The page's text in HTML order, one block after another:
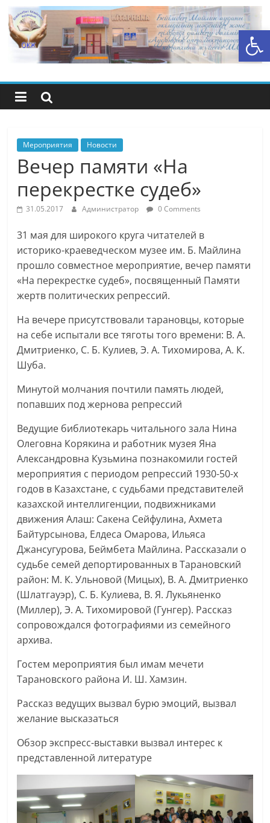
Открыть панель инструментов
Перейти
содержимому
Центральная
библиотечная
система
района
Беимбета
Майлина
Мероприятия Новости
Вечер памяти «На
перекрестке судеб»
31.05.2017 Администратор 0 Comments
31 мая для широкого круга читателей в
историко-краеведческом музее им. Б. Майлина
прошло совместное мероприятие, вечер памяти
«На перекрестке судеб», посвященный Памяти
жертв политических репрессий.
На вечере присутствовали тарановцы, которые
на себе испытали все тяготы того времени: В. А.
Дмитриенко, С. Б. Кулиев, Э. А. Тихомирова, А. К.
Шуба.
Минутой молчания почтили память людей,
попавших под жернова репрессий
Ведущие библиотекарь читального зала Нина
Олеговна Корякина и работник музея Яна
Александровна Кузьмина познакомили гостей
мероприятия с периодом репрессий 1930-50-х
годов в Казахстане, с судьбами представителей
казахской интеллигенции, подвижниками
движения Алаш: Сакена Сейфулина, Ахмета
Байтурсынова, Елдеса Омарова, Ильяса
Джансугурова, Беймбета Майлина. Рассказали о
судьбе семей депортированных в Тарановский
район: М. К. Ульновой (Мицых), В. А. Дмитриенко
(Шлатгауэр), С. Б. Кулиева, В. Я. Лукьяненко
(Миллер), Э. А. Тихомировой (Гунгер). Рассказ
сопровождался фотографиями из семейного
архива.
Гостем мероприятия был имам мечети
Тарановского района И. Ш. Хамзин.
Рассказ ведущих вызвал бурю эмоций, вызвал
желание высказаться
Обзор экспресс-выставки вызвал интерес к
представленной литературе